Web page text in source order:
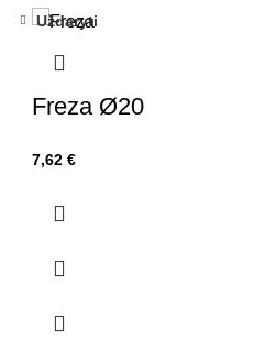
Uždaryti
Freza Ø20
7,62 €